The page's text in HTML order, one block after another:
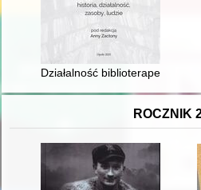
Działalność
ROCZNIK